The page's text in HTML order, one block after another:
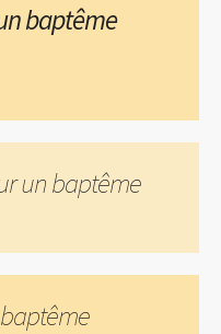
baptême
un baptême